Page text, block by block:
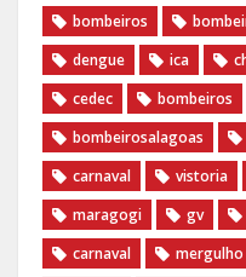
bombeiros
dengue
ica
cedec
bombeiros
bombeirosalagoas
carnaval
vistoria
maragogi
gv
carnaval
mergulho